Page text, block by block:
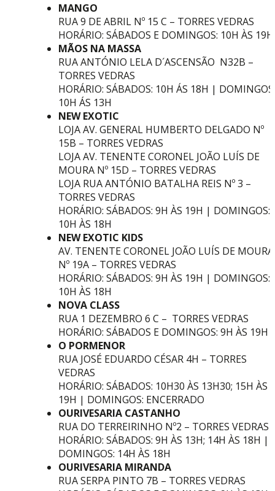
MANGO
RUA 9 DE ABRIL Nº 15 C – TORRES VEDRAS
HORÁRIO: SÁBADOS E DOMINGOS: 10H ÀS 19H
MÃOS NA MASSA
RUA ANTÓNIO LELA D´ASCENSÃO N32B –
TORRES VEDRAS
HORÁRIO: SÁBADOS: 10H ÁS 18H | DOMINGOS:
10H ÁS 13H
NEW EXOTIC
LOJA AV. GENERAL HUMBERTO DELGADO Nº
15B – TORRES VEDRAS
LOJA AV. TENENTE CORONEL JOÃO LUÍS DE
MOURA Nº 15D – TORRES VEDRAS
LOJA RUA ANTÓNIO BATALHA REIS Nº 3 –
TORRES VEDRAS
HORÁRIO: SÁBADOS: 9H ÀS 19H | DOMINGOS:
10H ÀS 18H
NEW EXOTIC KIDS
AV. TENENTE CORONEL JOÃO LUÍS DE MOURA
Nº 19A – TORRES VEDRAS
HORÁRIO: SÁBADOS: 9H ÀS 19H | DOMINGOS:
10H ÀS 18H
NOVA CLASS
RUA 1 DEZEMBRO 6 C – TORRES VEDRAS
HORÁRIO: SÁBADOS E DOMINGOS: 9H ÀS 19H
O PORMENOR
RUA JOSÉ EDUARDO CÉSAR 4H – TORRES
VEDRAS
HORÁRIO: SÁBADOS: 10H30 ÀS 13H30; 15H ÀS
19H | DOMINGOS: ENCERRADO
OURIVESARIA CASTANHO
RUA DO TERREIRINHO Nº2 – TORRES VEDRAS
HORÁRIO: SÁBADOS: 9H ÀS 13H; 14H ÀS 18H |
DOMINGOS: 14H ÀS 18H
OURIVESARIA MIRANDA
RUA SERPA PINTO 7B – TORRES VEDRAS